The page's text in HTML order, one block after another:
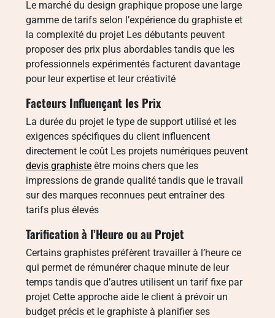
Le marché du design graphique propose une large
gamme de tarifs selon l’expérience du graphiste et
la complexité du projet Les débutants peuvent
proposer des prix plus abordables tandis que les
professionnels expérimentés facturent davantage
pour leur expertise et leur créativité
Facteurs Influençant les Prix
La durée du projet le type de support utilisé et les
exigences spécifiques du client influencent
directement le coût Les projets numériques peuvent
devis graphiste être moins chers que les
impressions de grande qualité tandis que le travail
sur des marques reconnues peut entraîner des
tarifs plus élevés
Tarification à l’Heure ou au Projet
Certains graphistes préfèrent travailler à l’heure ce
qui permet de rémunérer chaque minute de leur
temps tandis que d’autres utilisent un tarif fixe par
projet Cette approche aide le client à prévoir un
budget précis et le graphiste à planifier ses